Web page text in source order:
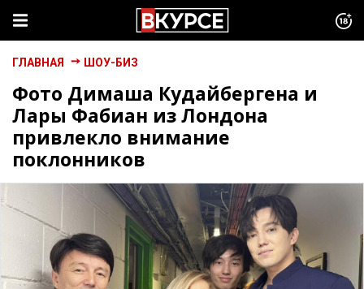
ГЛАВНАЯ ШОУ-БИЗ
Фото Димаша Кудайбергена и
Лары Фабиан из Лондона
привлекло внимание
поклонников